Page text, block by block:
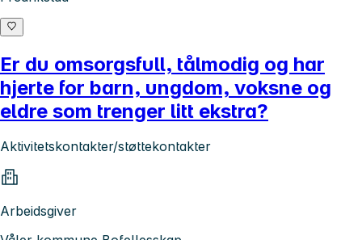
Er du omsorgsfull, tålmodig og har
hjerte for barn, ungdom, voksne og
eldre som trenger litt ekstra?
Aktivitetskontakter/støttekontakter
Arbeidsgiver